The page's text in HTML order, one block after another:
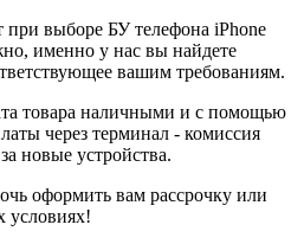
выборе БУ телефона iPhone
именно у нас вы найдете
вашим требованиям.
товара наличными и с помощью
через терминал - комиссия
новые устройства.
оформить вам рассрочку или
условиях!